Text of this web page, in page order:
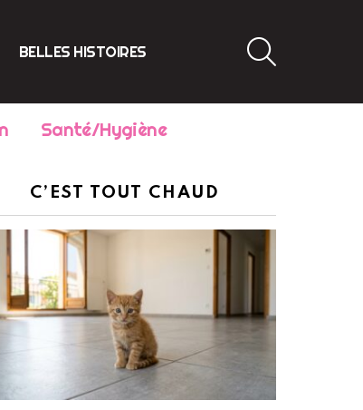
BELLES HISTOIRES
Santé/Hygiène
C’EST TOUT CHAUD